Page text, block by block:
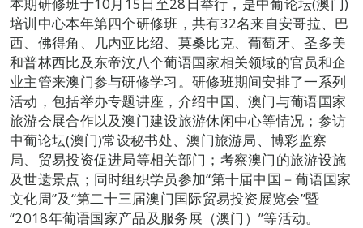
培训中心本年第四个研修班，共有32名来自安哥拉、巴
西、佛得角、几内亚比绍、莫桑比克、葡萄牙、圣多美
和普林西比及东帝汶八个葡语国家相关领域的官员和企
业主管来澳门参与研修学习。研修班期间安排了一系列
活动，包括举办专题讲座，介绍中国、澳门与葡语国家
旅游会展合作以及澳门建设旅游休闲中心等情况；参访
中葡论坛(澳门)常设秘书处、澳门旅游局、博彩监察
局、贸易投资促进局等相关部门；考察澳门的旅游设施
及世遗景点；同时组织学员参加“第十届中国－葡语国家
文化周”及“第二十三届澳门国际贸易投资展览会”暨
“2018年葡语国家产品及服务展（澳门）”等活动。